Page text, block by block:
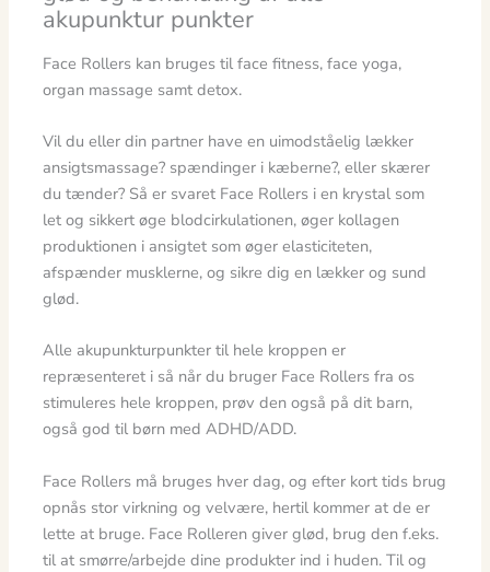
akupunktur punkter
Face Rollers kan bruges til face fitness, face yoga,
organ massage samt detox.
Vil du eller din partner have en uimodståelig lækker
ansigtsmassage? spændinger i kæberne?, eller skærer
du tænder? Så er svaret Face Rollers i en krystal som
let og sikkert øge blodcirkulationen, øger kollagen
produktionen i ansigtet som øger elasticiteten,
afspænder musklerne, og sikre dig en lækker og sund
glød.
Alle akupunkturpunkter til hele kroppen er
repræsenteret i så når du bruger Face Rollers fra os
stimuleres hele kroppen, prøv den også på dit barn,
også god til børn med ADHD/ADD.
Face Rollers må bruges hver dag, og efter kort tids brug
opnås stor virkning og velvære, hertil kommer at de er
lette at bruge. Face Rolleren giver glød, brug den f.eks.
til at smørre/arbejde dine produkter ind i huden. Til og